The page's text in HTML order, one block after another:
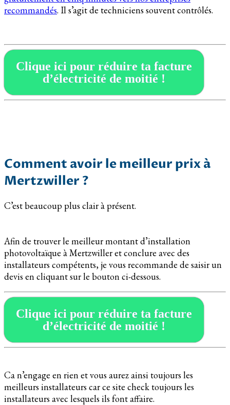
recommandés. Il s’agit de techniciens souvent contrôlés.
Clique ici pour réduire ta facture
d’électricité de moitié !
Comment avoir le meilleur prix à
Mertzwiller ?
C’est beaucoup plus clair à présent.
Afin de trouver le meilleur montant d’installation
photovoltaïque à Mertzwiller et conclure avec des
installateurs compétents, je vous recommande de saisir un
devis en cliquant sur le bouton ci-dessous.
Clique ici pour réduire ta facture
d’électricité de moitié !
Ca n’engage en rien et vous aurez ainsi toujours les
meilleurs installateurs car ce site check toujours les
installateurs avec lesquels ils font affaire.